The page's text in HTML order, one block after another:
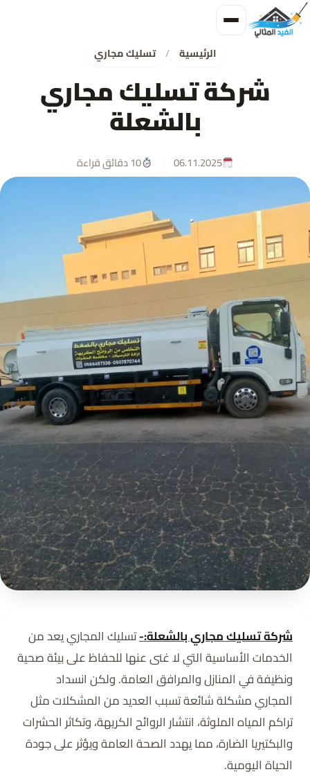
الرئيسية / تسليك مجاري
شركة تسليك مجاري
بالشعلة
06.11.2025 10 دقائق قراءة
شركة تسليك مجاري بالشعلة:-تسليك المجاري يعد من
الخدمات الأساسية التي لا غنى عنها للحفاظ على بيئة صحية
ونظيفة في المنازل والمرافق العامة. ولكن انسداد
المجاري مشكلة شائعة تسبب العديد من المشكلات مثل
تراكم المياه الملوثة، انتشار الروائح الكريهة، وتكاثر الحشرات
والبكتيريا الضارة، مما يهدد الصحة العامة ويؤثر على جودة
الحياة اليومية.